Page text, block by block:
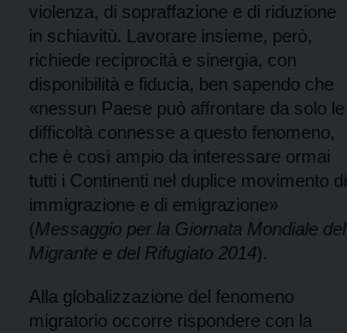
violenza, di sopraffazione e di riduzione
in schiavitù. Lavorare insieme, però,
richiede reciprocità e sinergia, con
disponibilità e fiducia, ben sapendo che
«nessun Paese può affrontare da solo le
difficoltà connesse a questo fenomeno,
che è così ampio da interessare ormai
tutti i Continenti nel duplice movimento di
immigrazione e di emigrazione»
(Messaggio per la Giornata Mondiale del
Migrante e del Rifugiato 2014).
Alla globalizzazione del fenomeno
migratorio occorre rispondere con la